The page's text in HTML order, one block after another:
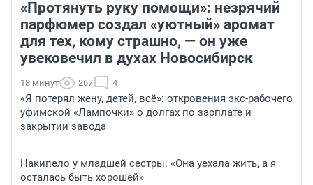
«Протянуть руку помощи»: незрячий
парфюмер создал «уютный» аромат
для тех, кому страшно, — он уже
увековечил в духах Новосибирск
18 минут 267 4
«Я потерял жену, детей, всё»: откровения экс-рабочего
уфимской «Лампочки» о долгах по зарплате и
закрытии завода
Накипело у младшей сестры: «Она уехала жить, а я
осталась быть хорошей»